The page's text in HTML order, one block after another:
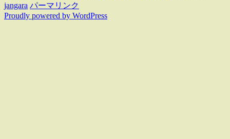
jangara パーマリンク
Proudly powered by WordPress